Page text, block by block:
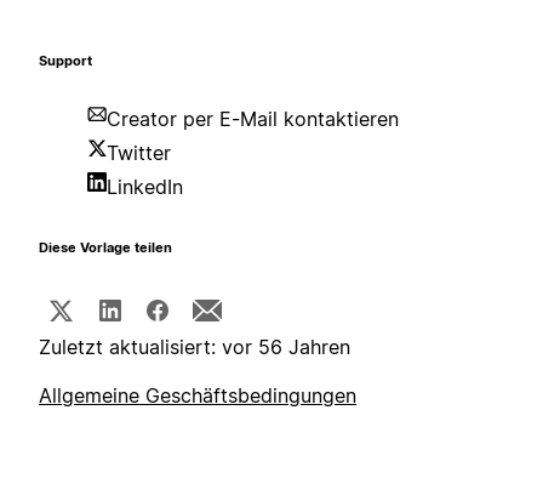
Support
Creator per E-Mail kontaktieren
Twitter
LinkedIn
Diese Vorlage teilen
Zuletzt aktualisiert: vor 56 Jahren
Allgemeine Geschäftsbedingungen